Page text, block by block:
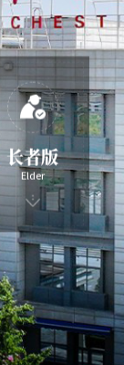
长者版
Elder